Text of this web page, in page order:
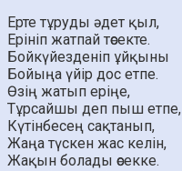
Ерте тұруды әдет қыл,
Ерініп жатпай төсекте.
Бойкүйезденіп ұйқыны
Бойыңа үйір дос етпе.
Өзің жатып еріңе,
Тұрсайшы деп пыш етпе,
Күтінбесең сақтанып,
Жаңа түскен жас келін,
Жақын болады өсекке.